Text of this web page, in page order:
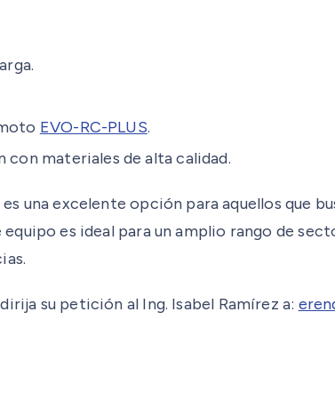
EVO-RC-PLUS.
materiales de alta calidad.
una excelente opción para aquellos que
es ideal para un amplio rango de
su petición al Ing. Isabel Ramírez a: